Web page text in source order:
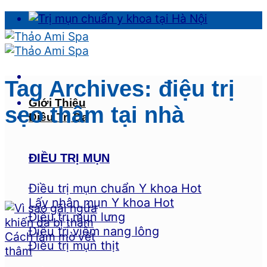
Skip
to
content
Giới Thiệu
Điều Trị Da
ĐIỀU TRỊ MỤN
Điều trị mụn chuẩn Y khoa
Lấy nhân mụn Y khoa
Điều trị mụn lưng
Điều trị viêm nang lông
Điều trị mụn thịt
Tag Archives: điệu trị
sẹo thâm tại nhà